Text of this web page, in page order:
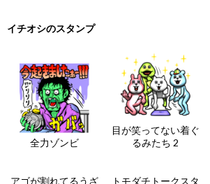
イチオシのスタンプ
全力ゾンビ
目が笑ってない着ぐ
るみたち 2
アゴが割れてるうざ トモダチトークスタ